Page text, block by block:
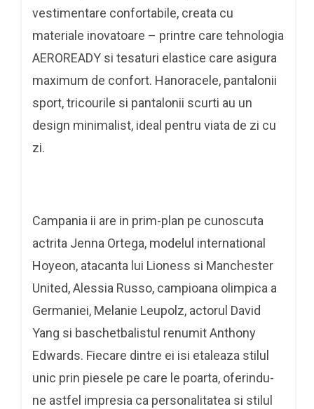
vestimentare confortabile, creata cu
materiale inovatoare – printre care tehnologia
AEROREADY si tesaturi elastice care asigura
maximum de confort. Hanoracele, pantalonii
sport, tricourile si pantalonii scurti au un
design minimalist, ideal pentru viata de zi cu
zi.
Campania ii are in prim-plan pe cunoscuta
actrita Jenna Ortega, modelul international
Hoyeon, atacanta lui Lioness si Manchester
United, Alessia Russo, campioana olimpica a
Germaniei, Melanie Leupolz, actorul David
Yang si baschetbalistul renumit Anthony
Edwards. Fiecare dintre ei isi etaleaza stilul
unic prin piesele pe care le poarta, oferindu-
ne astfel impresia ca personalitatea si stilul